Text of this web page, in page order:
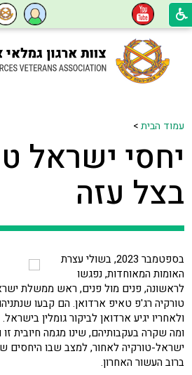
עמוד הבית>
יחסי ישראל
בצל עזה
בספטמבר 2023, בשולי עצרת
האומות המאוחדות, נפגשו
לראשונה, פנים מול פנים, ראש ממשלת
טורקיה רג'פ טאיפ ארדואן. הם קבעו
ומה שקרה בעקבותיהם, שינו מגמה חיובית זו
ישראל-טורקיה לאחור, למצב שבו היחסים
ברוב העשור האחרון.